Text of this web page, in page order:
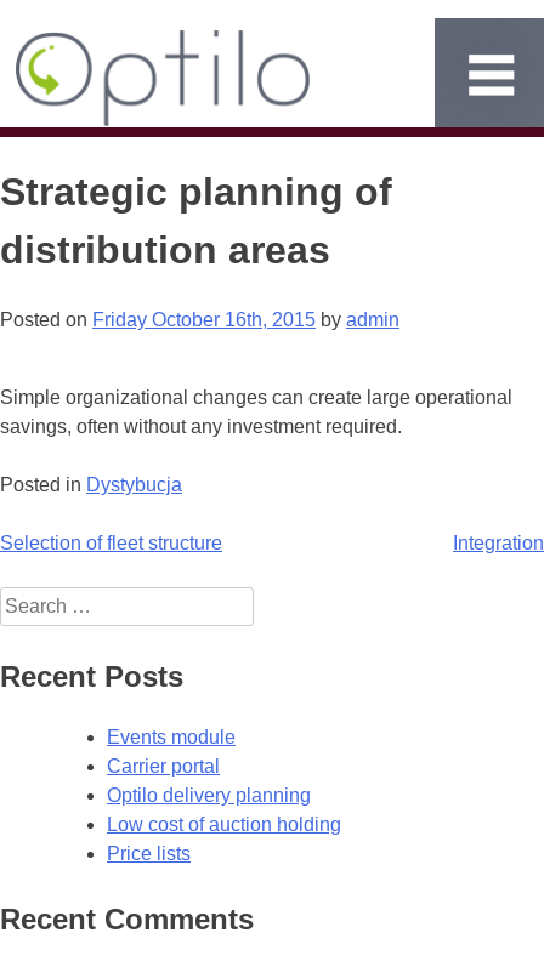
Strategic planning of
distribution areas
Posted on Friday October 16th, 2015 by admin
Simple organizational changes can create large operational
savings, often without any investment required.
Posted in Dystybucja
Post
navigation
Selection of fleet structure Integration
Search
for:
Recent Posts
Events module
Carrier portal
Optilo delivery planning
Low cost of auction holding
Price lists
Recent Comments